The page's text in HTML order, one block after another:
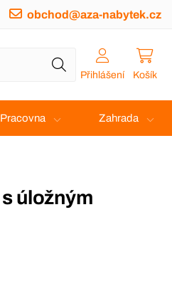
obchod@aza-nabytek.cz
Přihlášení Košík
Pracovna Zahrada